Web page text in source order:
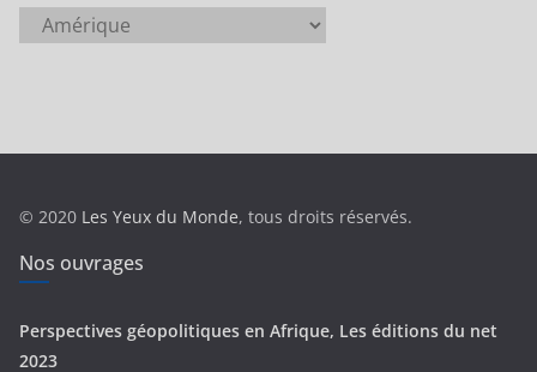
a
e
s
© 2020 Les Yeux du Monde, tous droits réservés.
Nos ouvrages
Perspectives géopolitiques en Afrique, Les éditions du net
2023